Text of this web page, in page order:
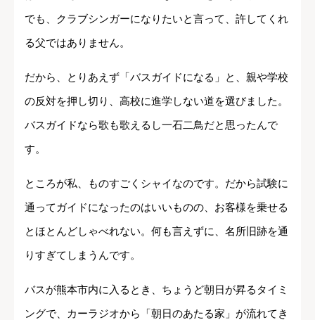
でも、クラブシンガーになりたいと言って、許してくれ
る父ではありません。
だから、とりあえず「バスガイドになる」と、親や学校
の反対を押し切り、高校に進学しない道を選びました。
バスガイドなら歌も歌えるし一石二鳥だと思ったんで
す。
ところが私、ものすごくシャイなのです。だから試験に
通ってガイドになったのはいいものの、お客様を乗せる
とほとんどしゃべれない。何も言えずに、名所旧跡を通
りすぎてしまうんです。
バスが熊本市内に入るとき、ちょうど朝日が昇るタイミ
ングで、カーラジオから「朝日のあたる家」が流れてき